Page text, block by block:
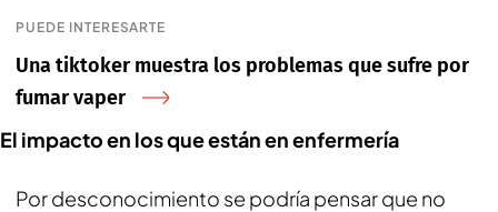
PUEDE INTERESARTE
Una tiktoker muestra los problemas que sufre por
fumar vaper
El impacto en los que están en enfermería
Por desconocimiento se podría pensar que no